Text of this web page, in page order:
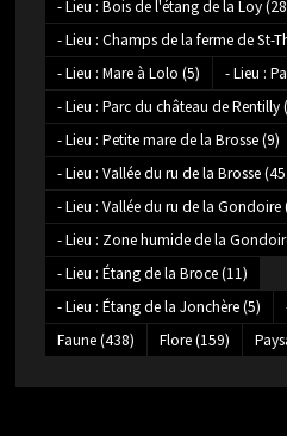
- Lieu : Bois de l'étang de la Loy
- Lieu : Champs de la ferme de St-
- Lieu : Mare à Lolo (5) - Lieu :
- Lieu : Parc du château de Rentilly
- Lieu : Petite mare de la Brosse(9)
- Lieu : Vallée du ru de la Brosse
- Lieu : Vallée du ru de la Gondoire
- Lieu : Zone humide de la
- Lieu : Étang de la Broce(11)
- Lieu : Étang de la Jonchère(5)
Faune(438) Flore(159)